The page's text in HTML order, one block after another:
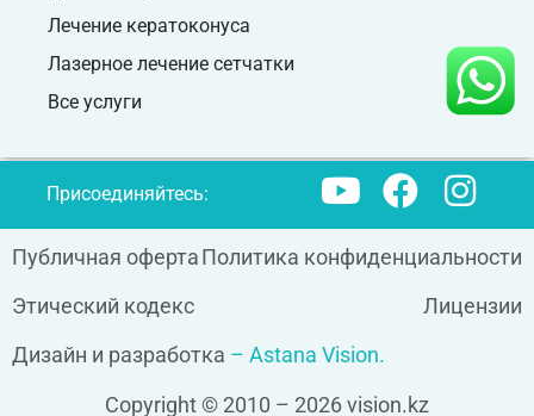
Лечение кератоконуса
Лазерное лечение сетчатки
Все услуги
Присоединяйтесь:
Публичная офертаПолитика конфиденциальности
Этический кодекс
Лицензии
Дизайн и разработка – Astana Vision.
Copyright © 2010 – 2026 vision.kz